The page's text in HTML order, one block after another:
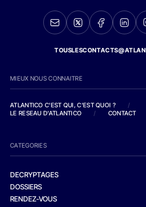
MIEUX NOUS CONNAITRE
ATLANTICO C'EST QUI, C'EST QUOI ?
/
LE RESEAU D'ATLANTICO
/ CONTACT
CATEGORIES
DECRYPTAGES
DOSSIERS
RENDEZ-VOUS